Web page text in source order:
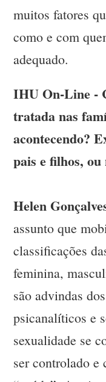
muitos fatores
como e com
adequado.
IHU On-Line -
tratada nas
acontecendo?
pais e filhos, ou
Helen
assunto que
classificações
feminina,
são advindas
psicanalíticos e
sexualidade se
ser controlado e